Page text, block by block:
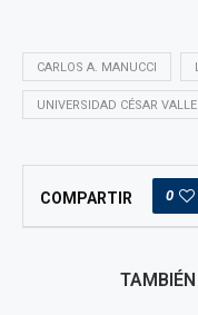
CARLOS A. MANUCCI
UNIVERSIDAD CÉSAR
COMPARTIR 0